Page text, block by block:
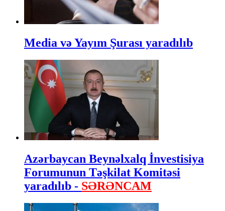
Media və Yayım Şurası yaradılıb
Azərbaycan Beynəlxalq İnvestisiya
Forumunun Təşkilat Komitəsi
yaradılıb - SƏRƏNCAM